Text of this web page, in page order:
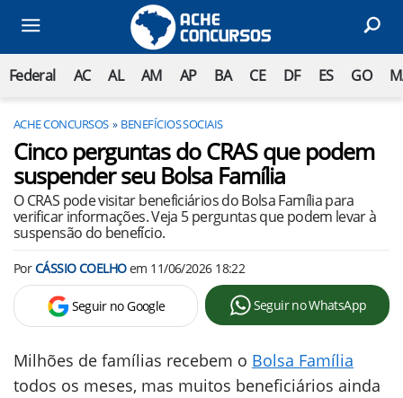
Federal AC AL AM AP BA CE DF ES GO
ACHE CONCURSOS BENEFÍCIOS SOCIAIS
Cinco perguntas do CRAS que podem
suspender seu Bolsa Família
O CRAS pode visitar beneficiários do Bolsa Família para
verificar informações. Veja 5 perguntas que podem levar à
suspensão do benefício.
PorCÁSSIO COELHOem 11/06/2026 18:22
Seguir no Google Seguir no WhatsApp
Milhões de famílias recebem o Bolsa Família
todos os meses, mas muitos beneficiários ainda